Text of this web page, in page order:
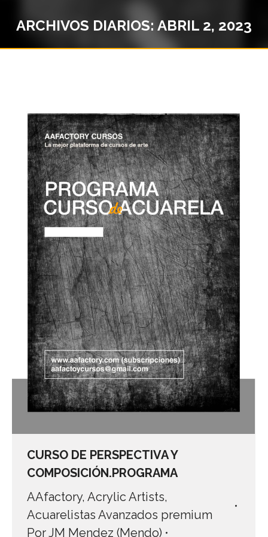
ARCHIVOS DIARIOS: ABRIL 2, 2023
Estás aquí:
CURSO DE PERSPECTIVA Y
COMPOSICIÓN.PROGRAMA
AAfactory, Acrylic Artists,
Acuarelistas Avanzados premium
PorJM Mendez (Mendo)